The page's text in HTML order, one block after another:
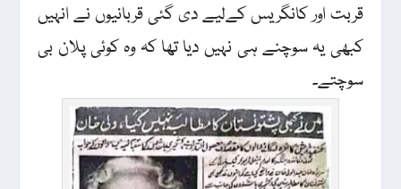
قربت اور کانگریس کےلیے دی گئی قربانیوں نے انہیں
کبھی یہ سوچنے ہی نہیں دیا تھا کہ وہ کوئی پلان بی
سوچتے۔